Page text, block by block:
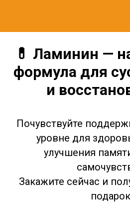
💊 Ламинин —
формула для
и
Почувствуйте
уровне для
улучшения
Закажите сейчас и